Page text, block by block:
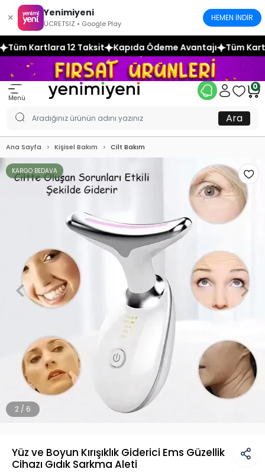
× Yenimiyeni
ÜCRETSİZ • Google Play
HEMEN İNDİR
Kapıda Ödeme Avantajı Tüm Kartlara 12 Taksit
Menü
0
Ara
Ana Sayfa Kişisel Bakım Cilt Bakım
2 / 6
KARGO BEDAVA
Yüz ve Boyun Kırışıklık Giderici Ems Güzellik
Cihazı Gıdık Sarkma Aleti